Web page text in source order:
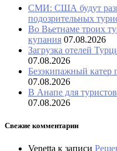
СМИ: США будут
подозрительных
Во Вьетнаме троих
купания 07.08.2026
Загрузка отелей
07.08.2026
Безэкипажный катер
07.08.2026
В Анапе для
07.08.2026
Свежие комментарии
Venetta к записи